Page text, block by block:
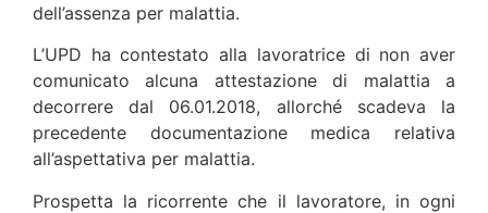
dell’assenza per malattia.
L’UPD ha contestato alla lavoratrice di non aver
comunicato alcuna attestazione di malattia a
decorrere dal 06.01.2018, allorché scadeva la
precedente documentazione medica relativa
all’aspettativa per malattia.
Prospetta la ricorrente che il lavoratore, in ogni